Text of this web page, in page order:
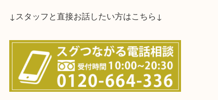
↓買取方法は以下の３つです↓